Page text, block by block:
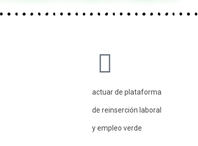
actuar de plataforma
de reinserción laboral
y empleo verde